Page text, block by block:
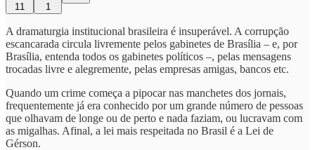
11 1
A dramaturgia institucional brasileira é insuperável. A corrupção
escancarada circula livremente pelos gabinetes de Brasília – e, por
Brasília, entenda todos os gabinetes políticos –, pelas mensagens
trocadas livre e alegremente, pelas empresas amigas, bancos etc.
Quando um crime começa a pipocar nas manchetes dos jornais,
frequentemente já era conhecido por um grande número de pessoas
que olhavam de longe ou de perto e nada faziam, ou lucravam com
as migalhas. Afinal, a lei mais respeitada no Brasil é a Lei de
Gérson.